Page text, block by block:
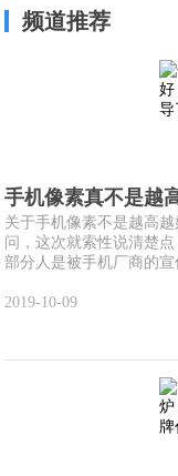
频道推荐
手机像素真不是越
关于手机像素不是越高
问，这次就索性说清楚
部分人是被手机厂商的宣
2019-10-09